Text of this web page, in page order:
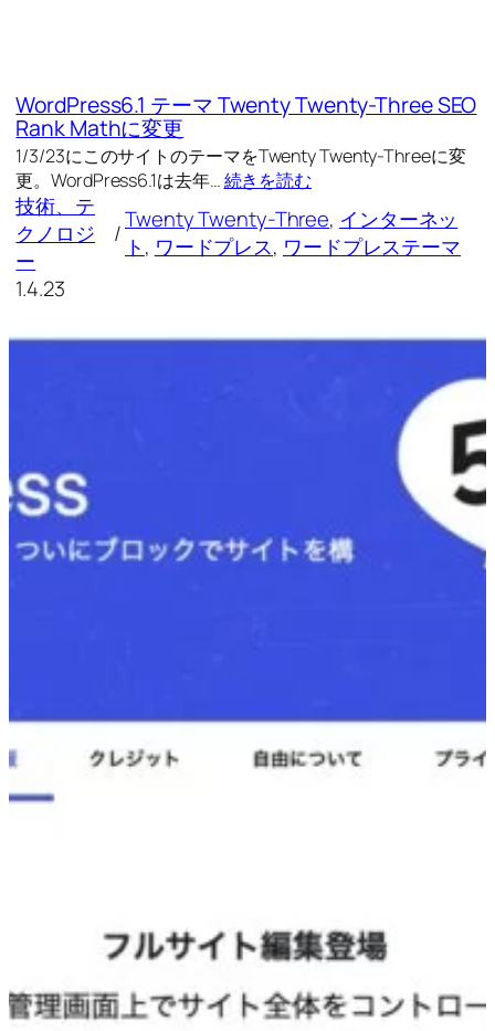
WordPress6.1 テーマ Twenty Twenty-Three SEO
Rank Mathに変更
1/3/23にこのサイトのテーマをTwenty Twenty-Threeに変
更。WordPress6.1は去年…続きを読む
技術、テ
クノロジ
ー
/Twenty Twenty-Three, インターネッ
ト, ワードプレス, ワードプレステーマ
1.4.23